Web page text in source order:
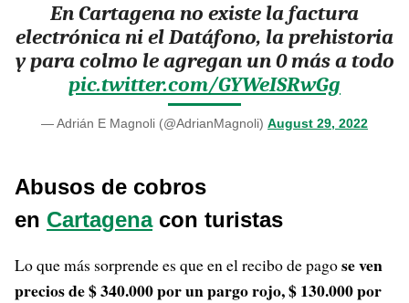
En Cartagena no existe la factura
electrónica ni el Datáfono, la prehistoria
y para colmo le agregan un 0 más a todo
pic.twitter.com/GYWeISRwGg
— Adrián E Magnoli (@AdrianMagnoli) August 29, 2022
Abusos de cobros
en Cartagenacon turistas
Lo que más sorprende es que en el recibo de pagose ven
precios de $ 340.000 por un pargo rojo, $ 130.000 por